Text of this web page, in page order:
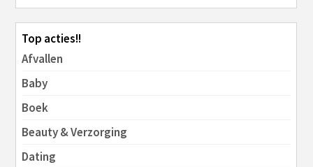
Top acties!!
Afvallen
Baby
Boek
Beauty & Verzorging
Dating